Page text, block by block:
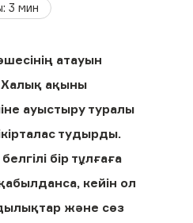
:3 мин
атауын
ақыны
ауыстыру туралы
тудырды.
бір тұлғаға
кейін ол
және сөз